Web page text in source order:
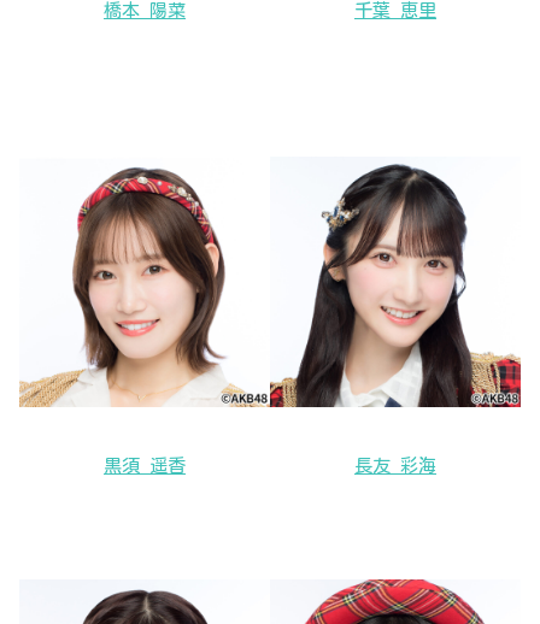
橋本 陽菜 千葉 恵里
黒須 遥香 長友 彩海